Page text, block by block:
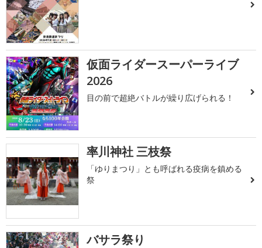
仮面ライダースーパーライブ
2026
目の前で超絶バトルが繰り広げられる！
率川神社 三枝祭
「ゆりまつり」とも呼ばれる疫病を鎮める
祭
バサラ祭り